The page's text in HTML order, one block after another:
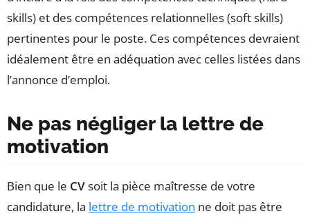
skills) et des compétences relationnelles (soft skills)
pertinentes pour le poste. Ces compétences devraient
idéalement être en adéquation avec celles listées dans
l’annonce d’emploi.
Ne pas négliger la lettre de
motivation
Bien que le CVsoit la pièce maîtresse de votre
candidature, la lettre de motivation ne doit pas être